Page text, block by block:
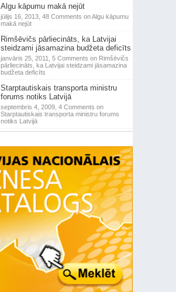
Algu kāpumu makā nejūt
jūlijs 16, 2013, 48 Comments on Algu kāpumu
makā nejūt
Rimšēvičs pārliecināts, ka Latvijai
steidzami jāsamazina budžeta deficīts
janvāris 25, 2011, 5 Comments on Rimšēvičs
pārliecināts, ka Latvijai steidzami jāsamazina
budžeta deficīts
Starptautiskais transporta ministru
forums notiks Latvijā
septembris 4, 2009, 4 Comments on
Starptautiskais transporta ministru forums
notiks Latvijā